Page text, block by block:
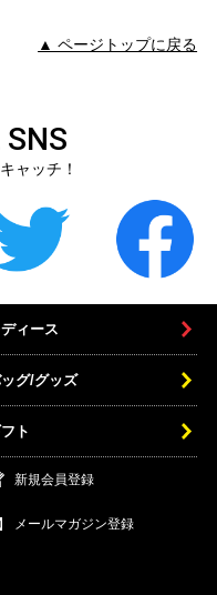
▲ ページトップに戻る
SNS
ャッチ！
ディース
グ/グッズ
ト
新規会員登録
メールマガジン登録